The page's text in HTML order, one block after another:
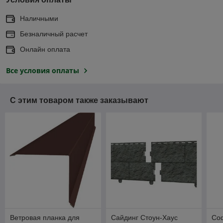
Наличными
Безналичный расчет
Онлайн оплата
Все условия оплаты
С этим товаром также заказывают
Ветровая планка для
Сайдинг Стоун-Хаус